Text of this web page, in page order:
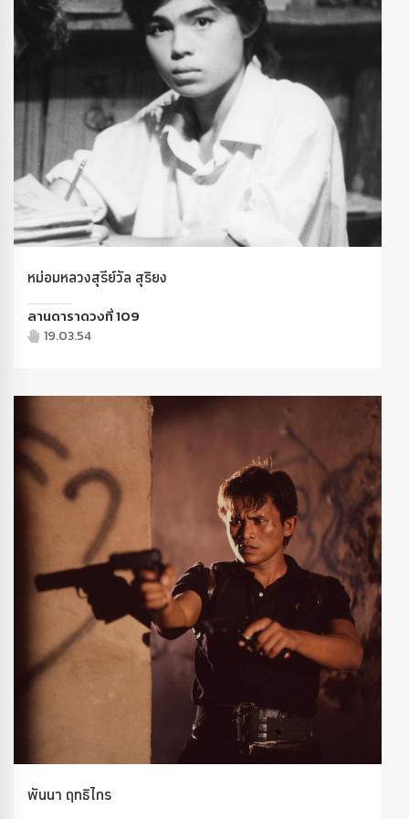
หม่อมหลวงสุรีย์วัล สุริยง
ลานดาราดวงที่ 109
19.03.54
พันนา ฤทธิไกร